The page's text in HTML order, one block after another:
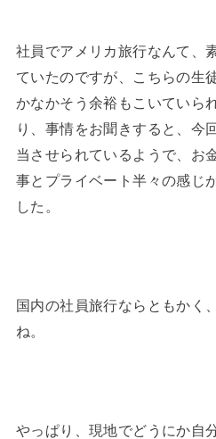
社員でアメリカ旅行なんて、
ていたのですが、こちらの生
かなかそう余裕もこいていら
り、事情をお聞きすると、今
当させられているようで、お
事とプライベート半々の感じ
した。
国内の社員旅行ならともかく
ね。
やっぱり、現地でどうにか自